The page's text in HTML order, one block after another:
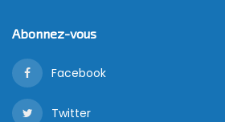
Abonnez-vous
Facebook
Twitter